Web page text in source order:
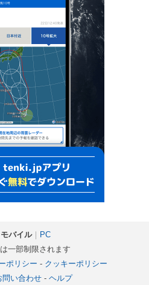
モバイル｜ PC
一部制限されます
ポリシー - クッキーポリシー
問い合わせ- ヘルプ